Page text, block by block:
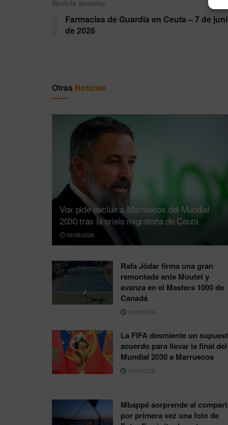
Noticia anterior
Farmacias de Guardia en Ceuta – 7 de
de 2026
Otras Noticias
Vox pide excluir a Marruecos del Mundial
2030 tras la crisis migratoria de Ceuta
06/08/2026
Rafa Jódar firma una gran
remontada ante Moutet y
avanza en el Masters 1000 de
Canadá
06/08/2026
La FIFA desmiente un
acuerdo para llevar la final del
Mundial 2030 a Marruecos
06/08/2026
Mbappé sorprende al
por primera vez una foto de